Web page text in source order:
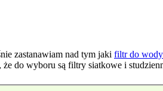
zastanawiam nad tym jaki filtr do wody
do wyboru są filtry siatkowe i